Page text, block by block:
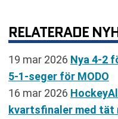
RELATERADE
19 mar 2026 Nya 4-2
5-1-seger för MODO
16 mar 2026
kvartsfinaler med tät